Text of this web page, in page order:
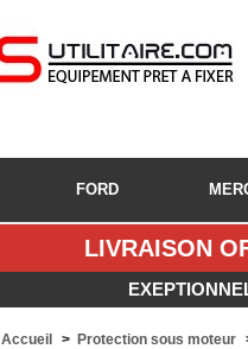
FORD
LIVRAISON
Accueil > Protection sous moteur